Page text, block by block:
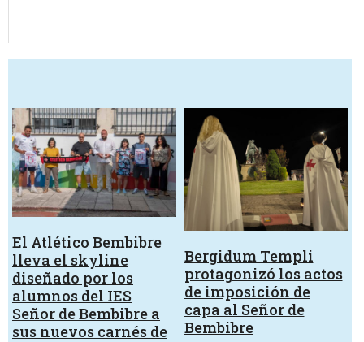
El Atlético Bembibre
lleva el skyline
diseñado por los
alumnos del IES
Señor de Bembibre a
sus nuevos carnés de
Bergidum Templi
protagonizó los actos
de imposición de
capa al Señor de
Bembibre